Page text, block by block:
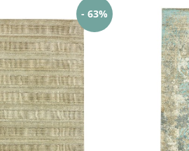
- 63%